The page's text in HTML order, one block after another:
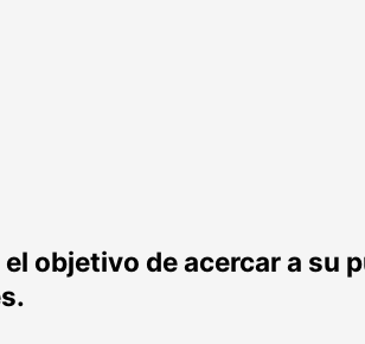
objetivo de acercar a